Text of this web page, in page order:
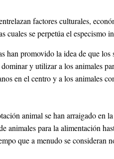
factores culturales,
cuales se perpetúa el especismo
han promovido la idea de que los
y utilizar a los animales
en el centro y a los animales
animal se han arraigado en
animales para la alimentación
que a menudo se consideran